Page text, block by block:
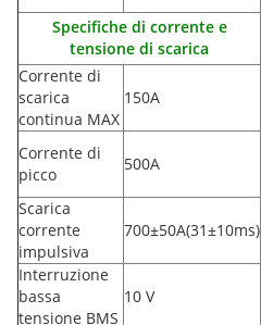
Specifiche di corrente e
tensione di scarica
Corrente di
scarica
continua MAX
150A
Corrente di
picco
500A
Scarica
corrente
impulsiva
700±50A(31±10ms)
Interruzione
bassa
tensione BMS
10 V